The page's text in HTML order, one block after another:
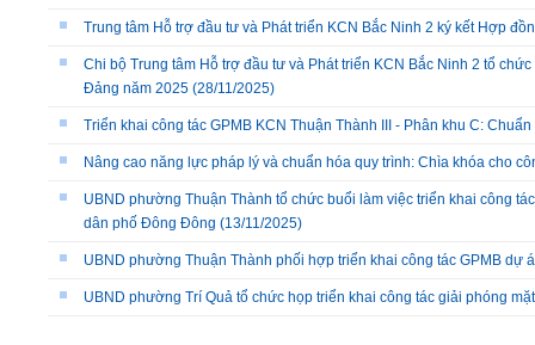
Trung tâm Hỗ trợ đầu tư và Phát triển KCN Bắc Ninh 2 ký kết Hợp
Chi bộ Trung tâm Hỗ trợ đầu tư và Phát triển KCN Bắc Ninh 2 tổ
Đảng năm 2025 (28/11/2025)
Triển khai công tác GPMB KCN Thuận Thành III - Phân khu C:
Nâng cao năng lực pháp lý và chuẩn hóa quy trình: Chìa khóa cho
UBND phường Thuận Thành tổ chức buổi làm việc triển khai công
dân phố Đông Đông (13/11/2025)
UBND phường Thuận Thành phối hợp triển khai công tác GPMB dự
UBND phường Trí Quả tổ chức họp triển khai công tác giải phóng